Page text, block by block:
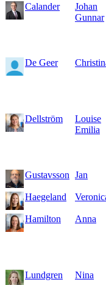
Calander
Johan
Gunnar
De Geer
Dellström
Louise
Emilia
Gustavsson Jan
Haegeland
Hamilton Anna
Lundgren
Nina